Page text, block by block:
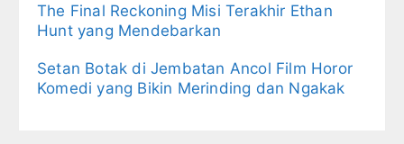
The Final Reckoning Misi Terakhir Ethan
Hunt yang Mendebarkan
Setan Botak di Jembatan Ancol Film Horor
Komedi yang Bikin Merinding dan Ngakak